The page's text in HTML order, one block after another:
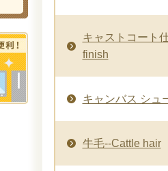
キャストコート
finish
キャンバス シュ
牛毛--Cattle hair